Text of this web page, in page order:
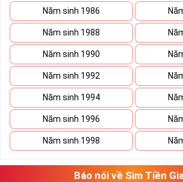
Năm sinh 1986
Năm sinh 1988
Năm sinh 1990
Năm sinh 1992
Năm sinh 1994
Năm sinh 1996
Năm sinh 1998
Báo nói về Sim Tiền